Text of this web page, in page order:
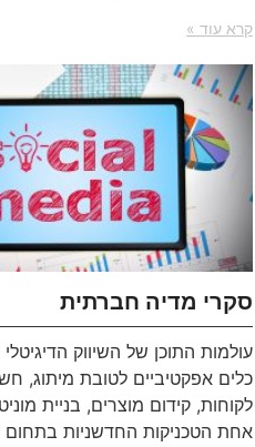
קרא עוד »
סקרי מדיה חברתית
עולמות התוכן של השיווק הדיגיטלי
כלים אפקטיביים לטובת מיתוג,
לקוחות, קידום מוצרים, בניית
אחת הטכניקות החדשניות בתחום